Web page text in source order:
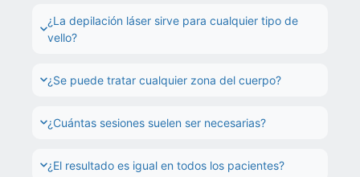
¿La depilación láser sirve para cualquier tipo de
vello?
¿Se puede tratar cualquier zona del cuerpo?
¿Cuántas sesiones suelen ser necesarias?
¿El resultado es igual en todos los pacientes?